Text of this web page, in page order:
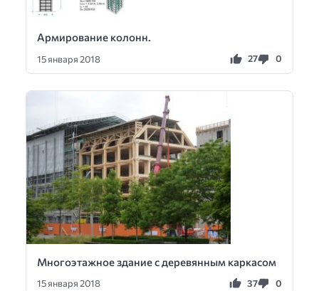
Армирование колонн.
15 января 2018 27 0
Многоэтажное здание с деревянным каркасом
15 января 2018 37 0